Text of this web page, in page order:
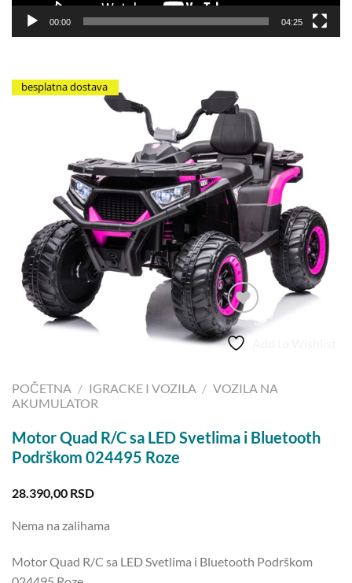
00:00 04:25
besplatna dostava
POČETNA / IGRACKE I VOZILA / VOZILA NA
AKUMULATOR
Motor Quad R/C sa LED Svetlima i Bluetooth
Podrškom 024495 Roze
28.390,00 RSD
Nema na zalihama
Motor Quad R/C sa LED Svetlima i Bluetooth Podrškom